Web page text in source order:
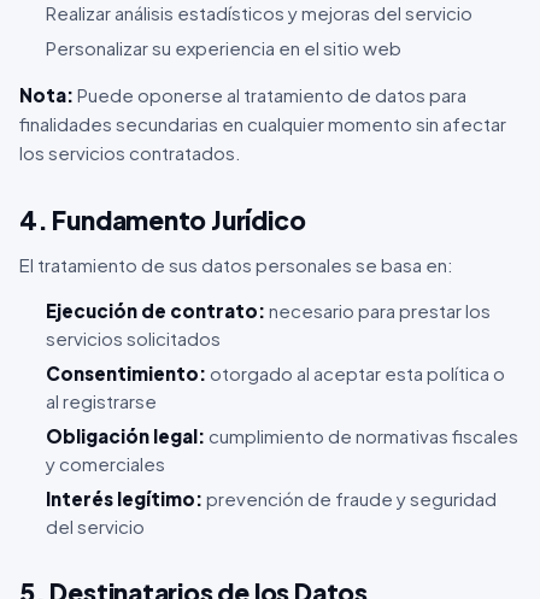
Realizar análisis estadísticos y mejoras del servicio
Personalizar su experiencia en el sitio web
Nota: Puede oponerse al tratamiento de datos para
finalidades secundarias en cualquier momento sin afectar
los servicios contratados.
4. Fundamento Jurídico
El tratamiento de sus datos personales se basa en:
Ejecución de contrato: necesario para prestar los
servicios solicitados
Consentimiento: otorgado al aceptar esta política o
al registrarse
Obligación legal: cumplimiento de normativas fiscales
y comerciales
Interés legítimo: prevención de fraude y seguridad
del servicio
5. Destinatarios de los Datos